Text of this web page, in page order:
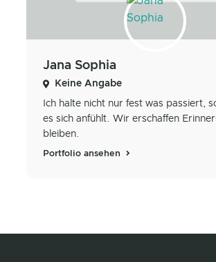
Jana Sophia
Keine Angabe
Ich halte nicht nur fest was passiert,
es sich anfühlt. Wir erschaffen
bleiben.
Portfolio ansehen